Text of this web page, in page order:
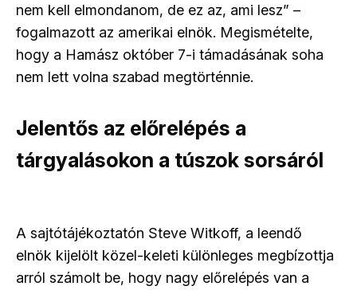
nem kell elmondanom, de ez az, ami lesz” –
fogalmazott az amerikai elnök. Megismételte,
hogy a Hamász október 7-i támadásának soha
nem lett volna szabad megtörténnie.
Jelentős az előrelépés a
tárgyalásokon a túszok sorsáról
A sajtótájékoztatón Steve Witkoff, a leendő
elnök kijelölt közel-keleti különleges megbízottja
arról számolt be, hogy nagy előrelépés van a